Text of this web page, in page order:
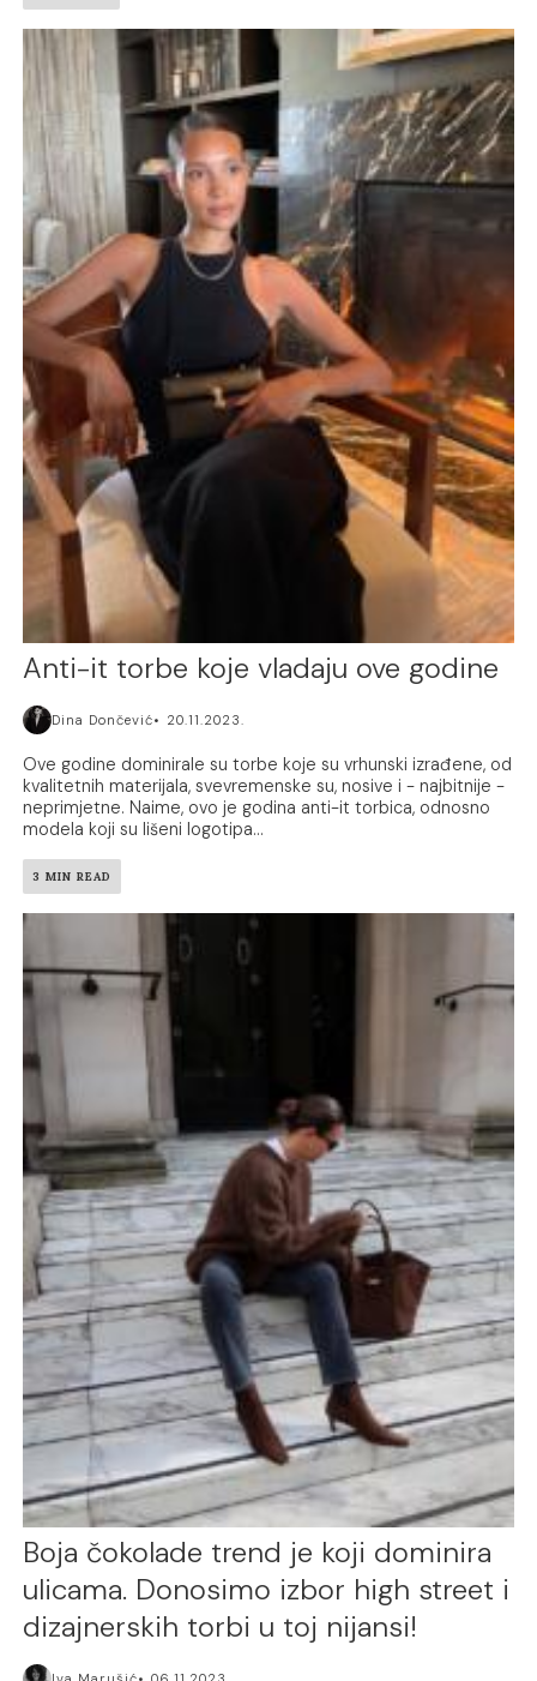
Anti-it torbe koje vladaju ove godine
Dina Dončević 20.11.2023.
Ove godine dominirale su torbe koje su vrhunski izrađene, od
kvalitetnih materijala, svevremenske su, nosive i - najbitnije -
neprimjetne. Naime, ovo je godina anti-it torbica, odnosno
modela koji su lišeni logotipa...
3 MIN READ
Boja čokolade trend je koji dominira
ulicama. Donosimo izbor high street i
dizajnerskih torbi u toj nijansi!